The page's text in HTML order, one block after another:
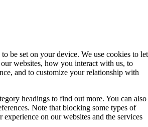
be set on your device. We use cookies to let
websites, how you interact with us, to
and to customize your relationship with
headings to find out more. You can also
Note that blocking some types of
on our websites and the services